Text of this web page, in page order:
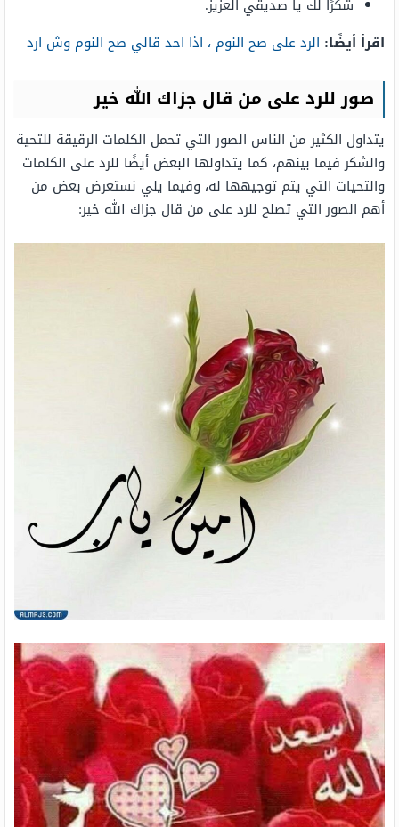
شكرًا لك يا صديقي العزيز.
اقرأ أيضًا: الرد على صح النوم ، اذا احد قالي صح النوم وش ارد
صور للرد على من قال جزاك الله خير
يتداول الكثير من الناس الصور التي تحمل الكلمات الرقيقة للتحية
والشكر فيما بينهم، كما يتداولها البعض أيضًا للرد على الكلمات
والتحيات التي يتم توجيهها له، وفيما يلي نستعرض بعض من
أهم الصور التي تصلح للرد على من قال جزاك الله خير: